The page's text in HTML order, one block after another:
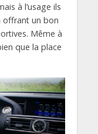
à l’usage ils
offrant un bon
Même à
que la place